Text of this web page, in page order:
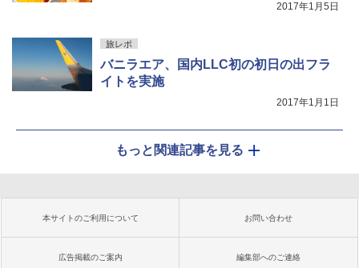
2017年1月5日
旅レポ
バニラエア、国内LLC初の初日の出フラ
イトを実施
2017年1月1日
もっと関連記事を見る
本サイトのご利用について お問い合わせ
広告掲載のご案内 編集部へのご連絡